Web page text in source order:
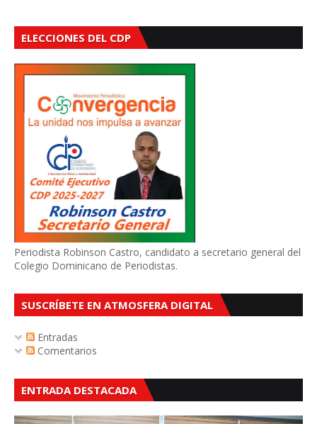
ELECCIONES DEL CDP
Periodista Robinson Castro, candidato a secretario general del
Colegio Dominicano de Periodistas.
SUSCRÍBETE EN ATMOSFERA DIGITAL
Entradas
Comentarios
ENTRADA DESTACADA